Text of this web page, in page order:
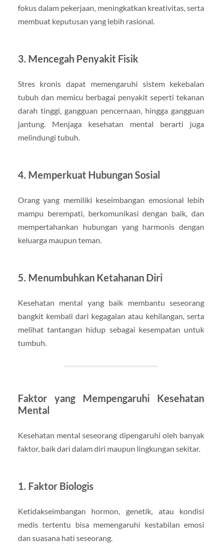
fokus dalam pekerjaan, meningkatkan kreativitas, serta
membuat keputusan yang lebih rasional.
3. Mencegah Penyakit Fisik
Stres kronis dapat memengaruhi sistem kekebalan
tubuh dan memicu berbagai penyakit seperti tekanan
darah tinggi, gangguan pencernaan, hingga gangguan
jantung. Menjaga kesehatan mental berarti juga
melindungi tubuh.
4. Memperkuat Hubungan Sosial
Orang yang memiliki keseimbangan emosional lebih
mampu berempati, berkomunikasi dengan baik, dan
mempertahankan hubungan yang harmonis dengan
keluarga maupun teman.
5. Menumbuhkan Ketahanan Diri
Kesehatan mental yang baik membantu seseorang
bangkit kembali dari kegagalan atau kehilangan, serta
melihat tantangan hidup sebagai kesempatan untuk
tumbuh.
Faktor yang Mempengaruhi Kesehatan
Mental
Kesehatan mental seseorang dipengaruhi oleh banyak
faktor, baik dari dalam diri maupun lingkungan sekitar.
1. Faktor Biologis
Ketidakseimbangan hormon, genetik, atau kondisi
medis tertentu bisa memengaruhi kestabilan emosi
dan suasana hati seseorang.